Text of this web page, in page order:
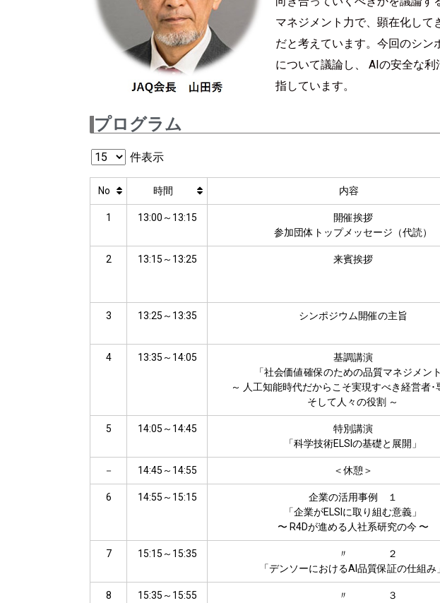
マネジメント力で、顕在化し
だと考えています。今回のシン
について議論し、 AIの安全な
指しています。
プログラム
件表示
No 時間 内容
1 13:00～13:15
開催挨拶
参加団体トップメッセージ（代読）
2 13:15～13:25 来賓挨拶
3 13:25～13:35 シンポジウム開催の主旨
4 13:35～14:05
基調講演
「社会価値確保のための品質マネジメント
～ 人工知能時代だからこそ実現すべき経営者･
そして人々の役割 ～
5 14:05～14:45
特別講演
「科学技術ELSIの基礎と展開」
－ 14:45～14:55 ＜休憩＞
6 14:55～15:15
企業の活用事例 １
「企業がELSIに取り組む意義」
〜 R4Dが進める人社系研究の今 〜
7 15:15～15:35
〃 ２
「デンソーにおけるAI品質保証の仕組み」
8 15:35～15:55
〃 ３